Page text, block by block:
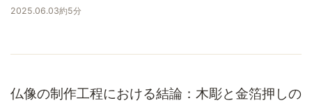
2025.06.03約5分
仏像の制作工程における結論：木彫と金箔押しの